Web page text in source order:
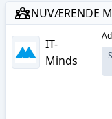
NUVÆRENDE
IT-
Minds